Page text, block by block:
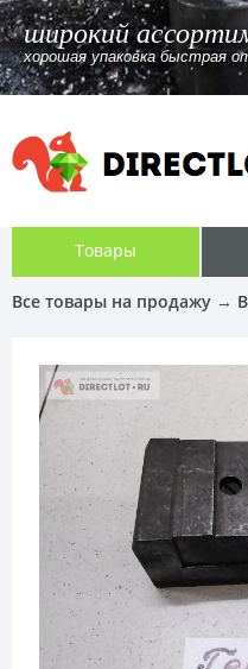
широкий
хорошая упаковка быстрая
Товары
Все товары на продажу →